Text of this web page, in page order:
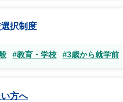
択制度
#教育・学校 #3歳から就学前
方へ